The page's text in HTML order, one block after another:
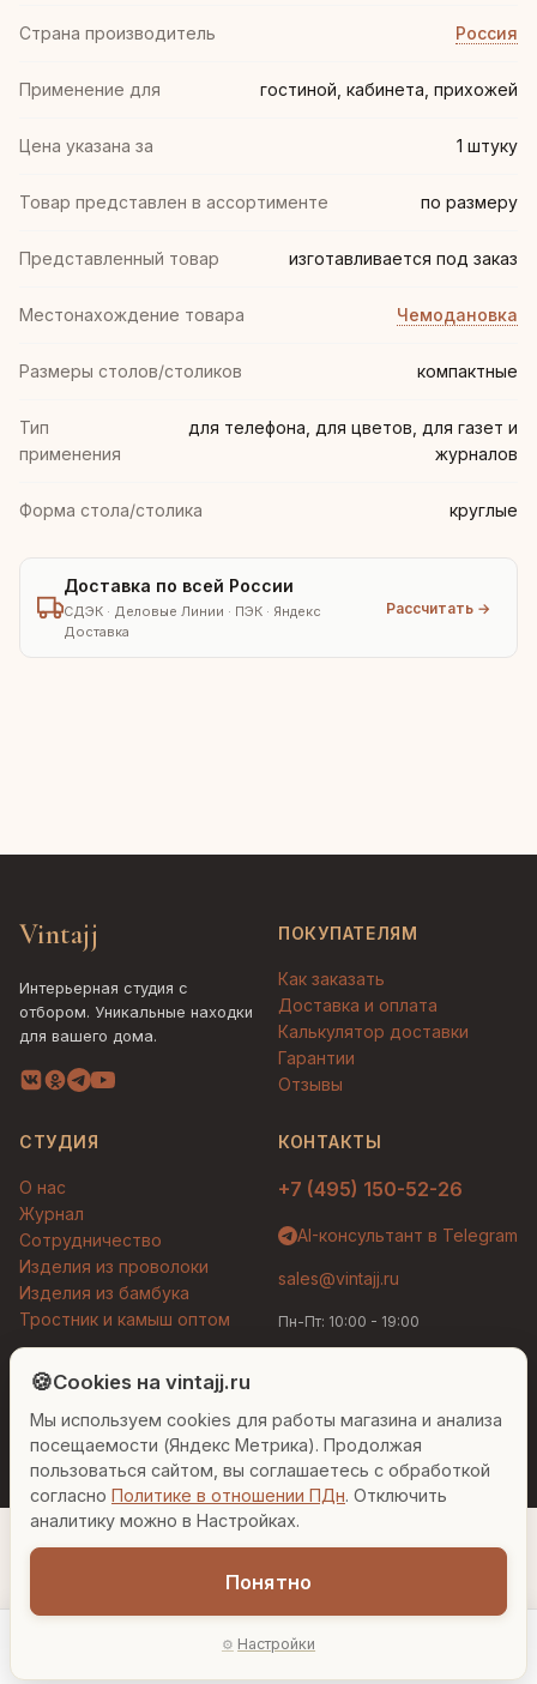
Страна производитель Россия
Применение для гостиной, кабинета, прихожей
Цена указана за 1 штуку
Товар представлен в ассортименте по размеру
Представленный товар изготавливается под заказ
Местонахождение товара Чемодановка
Размеры столов/столиков компактные
Тип
применения
для телефона, для цветов, для газет и
журналов
Форма стола/столика круглые
Доставка по всей России
СДЭК · Деловые Линии · ПЭК · Яндекс
Доставка
Рассчитать →
− 1
Vintajj
Интерьерная студия с
отбором. Уникальные находки
для вашего дома.
ПОКУПАТЕЛЯМ
Как заказать
Доставка и оплата
Калькулятор доставки
Гарантии
Отзывы
СТУДИЯ
О нас
Журнал
Сотрудничество
Изделия из проволоки
Изделия из бамбука
Тростник и камыш оптом
КОНТАКТЫ
+7 (495) 150-52-26
AI-консультант в Telegram
sales@vintajj.ru
Пн-Пт: 10:00 - 19:00
© 2026 Vintajj. Все права защищены.
Договор оферты
Политика конфиденциальности
Согласие на обработку ПДн
Настройки cookies
🍪Cookies на vintajj.ru
Мы используем cookies для работы магазина и анализа
посещаемости (Яндекс Метрика). Продолжая
пользоваться сайтом, вы соглашаетесь с обработкой
согласно Политике в отношении ПДн. Отключить
аналитику можно в Настройках.
Понятно
Настройки
Людмила
Привет! Я Людмила, ваш персональный
консультант по декору. Чем могу помочь?
Вазы для гостиной Подарок до 5000₽ Сочетание металлов